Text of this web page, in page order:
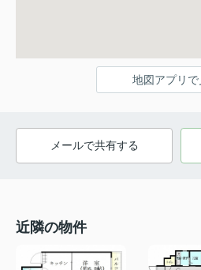
地図アプリで
メールで共有する
近隣の物件